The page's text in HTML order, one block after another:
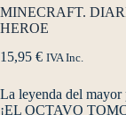
MINECRAFT.
HEROE
15,95 € IVA Inc.
La leyenda del
¡EL OCTAVO